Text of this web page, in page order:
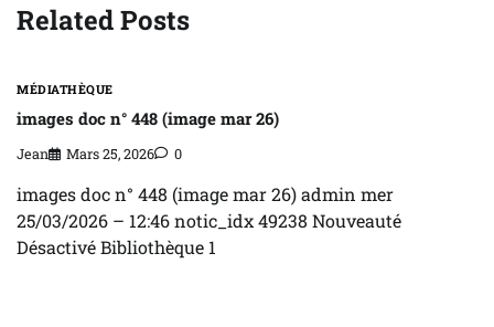
Related Posts
MÉDIATHÈQUE
images doc n° 448 (image mar 26)
Jean Mars 25, 2026 0
images doc n° 448 (image mar 26) admin mer
25/03/2026 – 12:46 notic_idx 49238 Nouveauté
Désactivé Bibliothèque 1